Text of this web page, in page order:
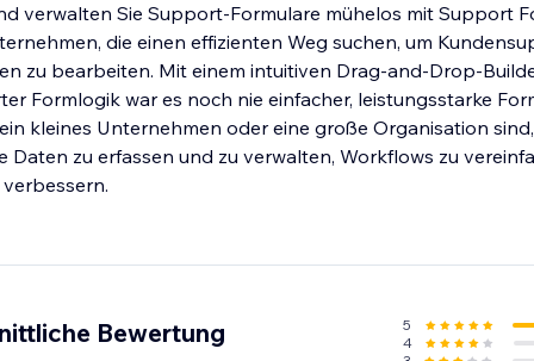
verwalten Sie Support-Formulare mühelos mit Support
die einen effizienten Weg suchen, um
zu bearbeiten. Mit einem intuitiven Drag-and-Drop-
Formlogik war es noch nie einfacher, leistungsstarke
kleines Unternehmen oder eine große Organisation
Daten zu erfassen und zu verwalten, Workflows zu
Bewertung
5
4